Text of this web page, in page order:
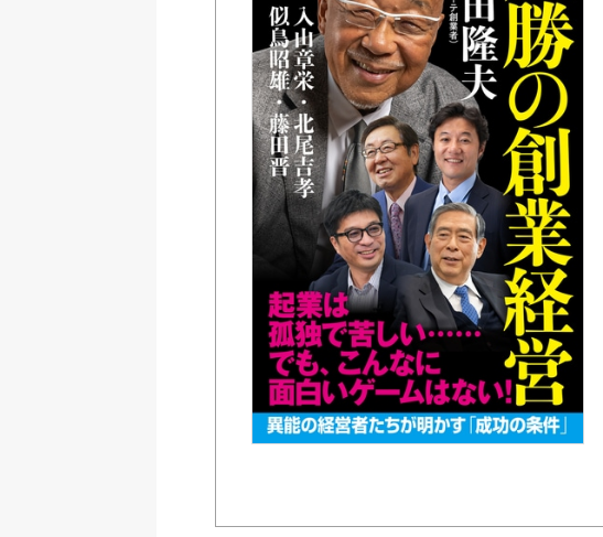
Amazon 楽天ブックス
紀伊國屋書店ウェブストアe-hon
大垣書店